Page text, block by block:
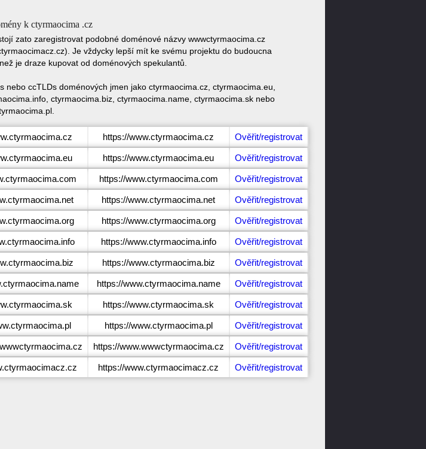
k ctyrmaocima .cz
zato zaregistrovat podobné doménové názvy wwwctyrmaocima.cz
Je vždycky lepší mít ke svému projektu do budoucna
je draze kupovat od doménových spekulantů.
ccTLDs doménových jmen jako ctyrmaocima.cz, ctyrmaocima.eu,
ctyrmaocima.biz, ctyrmaocima.name, ctyrmaocima.sk nebo
https://www.ctyrmaocima.cz Ověřit/registrovat
https://www.ctyrmaocima.eu Ověřit/registrovat
https://www.ctyrmaocima.com Ověřit/registrovat
https://www.ctyrmaocima.net Ověřit/registrovat
https://www.ctyrmaocima.org Ověřit/registrovat
https://www.ctyrmaocima.info Ověřit/registrovat
https://www.ctyrmaocima.biz Ověřit/registrovat
https://www.ctyrmaocima.name Ověřit/registrovat
https://www.ctyrmaocima.sk Ověřit/registrovat
https://www.ctyrmaocima.pl Ověřit/registrovat
https://www.wwwctyrmaocima.cz Ověřit/registrovat
https://www.ctyrmaocimacz.cz Ověřit/registrovat